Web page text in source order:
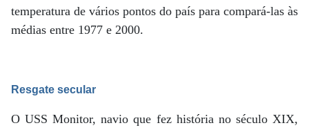
temperatura de vários pontos do país para compará-las às
médias entre 1977 e 2000.
Resgate secular
O USS Monitor, navio que fez história no século XIX,